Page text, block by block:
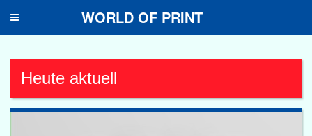
Toggle
WORLD OF PRINT
Heute aktuell